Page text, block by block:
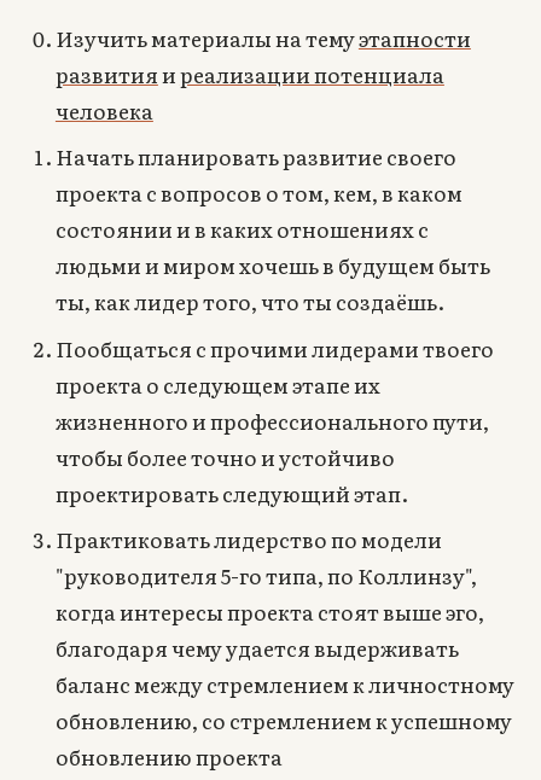
Изучить материалы на темуэтапности
развитияиреализации потенциала
человека
Начать планировать развитие своего
проекта с вопросов о том, кем, в каком
состоянии и в каких отношениях с
людьми и миром хочешь в будущем быть
ты, как лидер того, что ты создаёшь.
Пообщаться с прочими лидерами твоего
проекта о следующем этапе их
жизненного и профессионального пути,
чтобы более точно и устойчиво
проектировать следующий этап.
Практиковать лидерство по модели
"руководителя 5-го типа, по Коллинзу",
когда интересы проекта стоят выше эго,
благодаря чему удается выдерживать
баланс между стремлением к личностному
обновлению, со стремлением к успешному
обновлению проекта